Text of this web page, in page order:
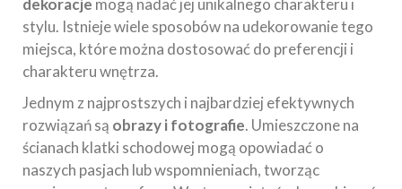
stylu. Istnieje wiele sposobów na udekorowanie tego
miejsca, które można dostosować do preferencji i
charakteru wnętrza.
Jednym z najprostszych i najbardziej efektywnych
rozwiązań są obrazy i fotografie. Umieszczone na
ścianach klatki schodowej mogą opowiadać o
naszych pasjach lub wspomnieniach, tworząc